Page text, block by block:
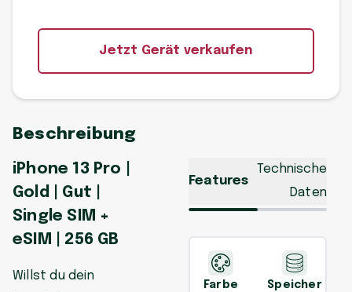
Jetzt Gerät verkaufen
Beschreibung
iPhone 13 Pro |
Gold | Gut |
Single SIM +
eSIM | 256 GB
Willst du dein
Features
Technische
Daten
Farbe
Speicher